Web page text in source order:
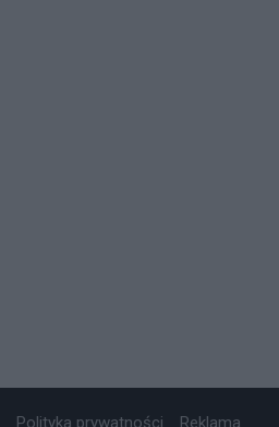
Polityka prywatności Reklama